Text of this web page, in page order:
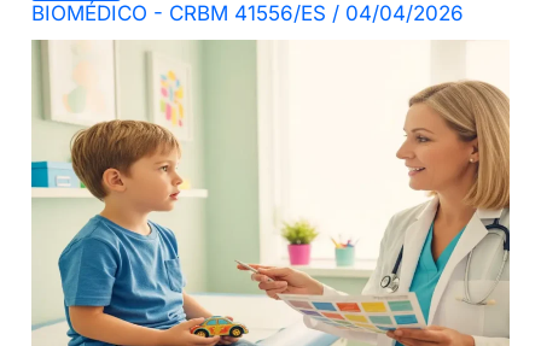
BIOMÉDICO - CRBM 41556/ES / 04/04/2026